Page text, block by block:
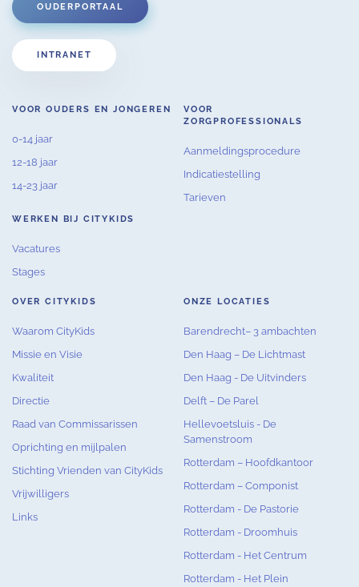
OUDERPORTAAL
INTRANET
VOOR OUDERS EN JONGEREN
0-14 jaar
12-18 jaar
14-23 jaar
VOOR
ZORGPROFESSIONALS
Aanmeldingsprocedure
Indicatiestelling
Tarieven
WERKEN BIJ CITYKIDS
Vacatures
Stages
OVER CITYKIDS
Waarom CityKids
Missie en Visie
Kwaliteit
Directie
Raad van Commissarissen
Oprichting en mijlpalen
Stichting Vrienden van CityKids
Vrijwilligers
Links
ONZE LOCATIES
Barendrecht– 3 ambachten
Den Haag – De Lichtmast
Den Haag - De Uitvinders
Delft – De Parel
Hellevoetsluis - De
Samenstroom
Rotterdam – Hoofdkantoor
Rotterdam – Componist
Rotterdam - De Pastorie
Rotterdam - Droomhuis
Rotterdam - Het Centrum
Rotterdam - Het Plein